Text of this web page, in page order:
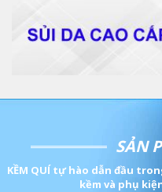
SẢN
KỀM QUÍ tự hào dẫn đầu
kềm và phụ